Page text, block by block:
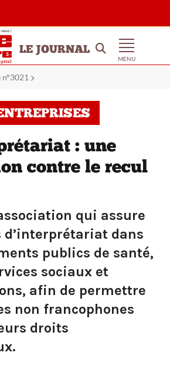
LE JOURNAL
MENU
: une
contre le recul
qui assure
d’interprétariat dans
publics de santé,
sociaux et
afin de permettre
non francophones
droits